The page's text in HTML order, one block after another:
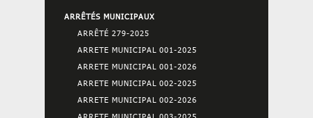
ARRÊTÉS MUNICIPAUX
ARRÊTÉ 279-2025
ARRETE MUNICIPAL 001-2025
ARRETE MUNICIPAL 001-2026
ARRETE MUNICIPAL 002-2025
ARRETE MUNICIPAL 002-2026